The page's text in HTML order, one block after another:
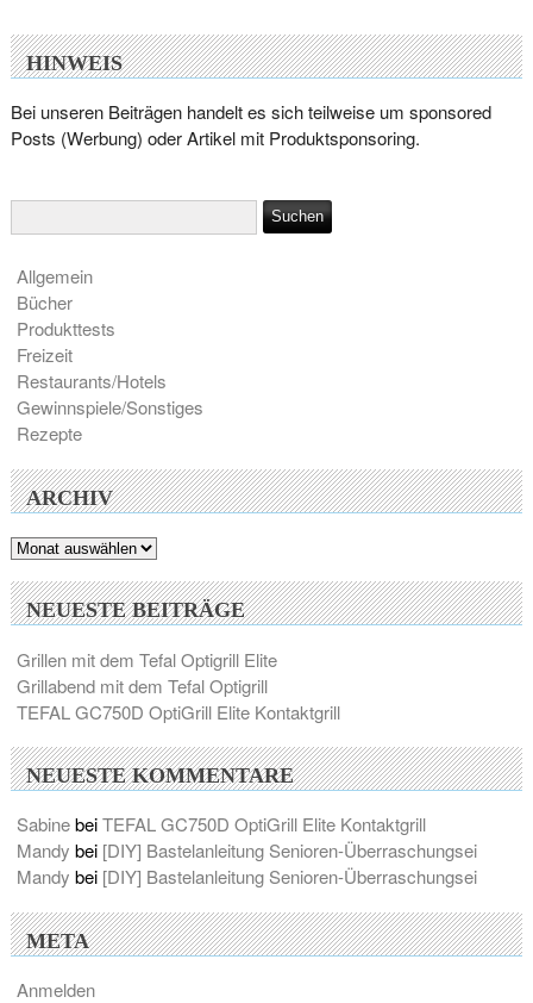
HINWEIS
Bei unseren Beiträgen handelt es sich teilweise um sponsored
Posts (Werbung) oder Artikel mit Produktsponsoring.
Allgemein
Bücher
Produkttests
Freizeit
Restaurants/Hotels
Gewinnspiele/Sonstiges
Rezepte
ARCHIV
Archiv
NEUESTE BEITRÄGE
Grillen mit dem Tefal Optigrill Elite
Grillabend mit dem Tefal Optigrill
TEFAL GC750D OptiGrill Elite Kontaktgrill
NEUESTE KOMMENTARE
SabinebeiTEFAL GC750D OptiGrill Elite Kontaktgrill
Mandy bei [DIY] Bastelanleitung Senioren-Überraschungsei
Mandy bei [DIY] Bastelanleitung Senioren-Überraschungsei
META
Anmelden